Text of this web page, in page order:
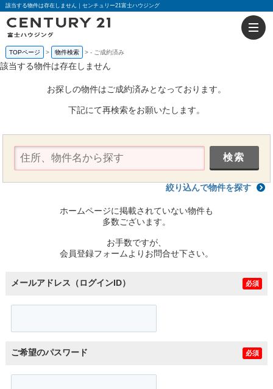
該当する物件は存在しません｜センチュリー21富士ハウジング
TOPページ 物件検索 - ご成約済み
該当する物件は存在しません
お探しの物件はご成約済みとなっております。
下記にて再検索をお願いたします。
絞り込んで物件を探す
ホームページに掲載されていない物件も
多数ございます。
お手数ですが、
会員登録フォームよりお問合せ下さい。
メールアドレス（ログインID） 必須
ご希望のパスワード 必須